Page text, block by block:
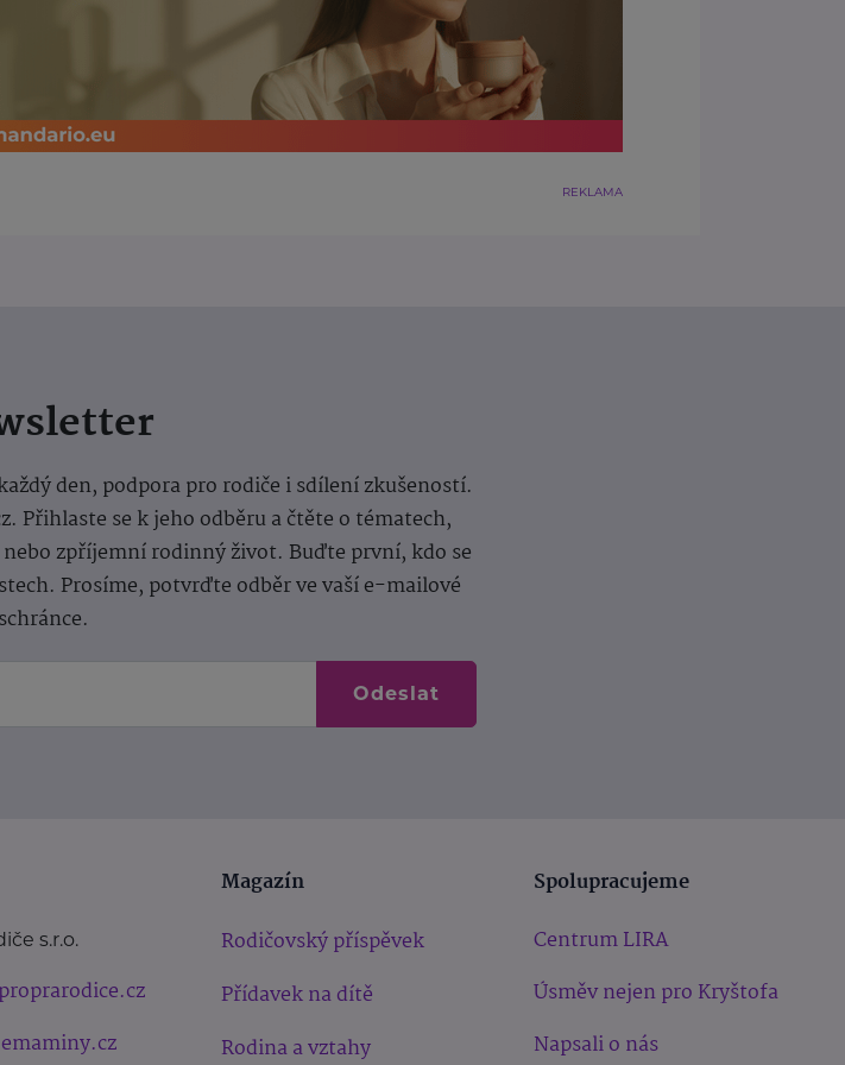
REKLAMA
den, podpora pro rodiče i sdílení zkušeností.
Přihlaste se k jeho odběru a čtěte o tématech,
zpříjemní rodinný život. Buďte první, kdo se
Prosíme, potvrďte odběr ve vaší e-mailové
schránce.
Odeslat
s.r.o.
Magazín
Rodičovský příspěvek
Přídavek na dítě
Rodina a vztahy
Spolupracujeme
Centrum LIRA
Úsměv nejen pro Kryštofa
Napsali o nás